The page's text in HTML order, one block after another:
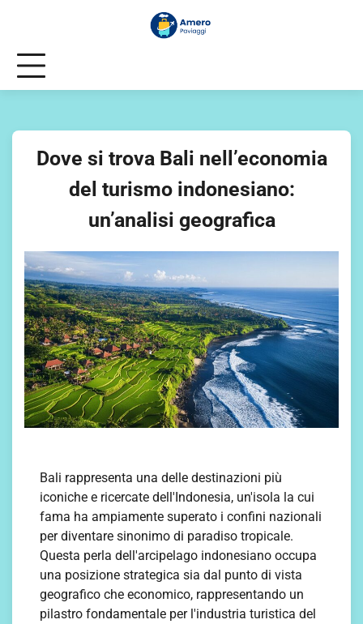
Dove si trova Bali nell’economia
del turismo indonesiano:
un’analisi geografica
Bali rappresenta una delle destinazioni più
iconiche e ricercate dell'Indonesia, un'isola la cui
fama ha ampiamente superato i confini nazionali
per diventare sinonimo di paradiso tropicale.
Questa perla dell'arcipelago indonesiano occupa
una posizione strategica sia dal punto di vista
geografico che economico, rappresentando un
pilastro fondamentale per l'industria turistica del